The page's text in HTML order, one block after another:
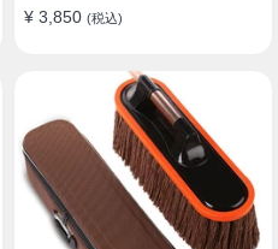
¥ 3,850 (税込)